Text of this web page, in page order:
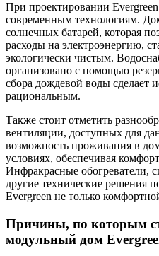
При проектировании
современным технологиям.
солнечных батарей, которая
расходы на электроэнергию,
экологически чистым.
организовано с помощью
сбора дождевой воды сделает
рациональным.
Также стоит отметить
вентиляции, доступных для
возможность проживания в
условиях, обеспечивая
Инфракрасные обогреватели,
другие технические решения
Evergreen не только
Причины, по которым
модульный дом